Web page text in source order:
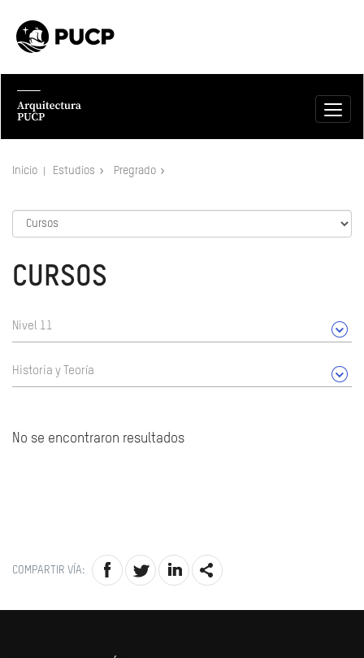
Inicio Estudios Pregrado
CURSOS
Nivel 11
Historia y Teoría
No se encontraron resultados
COMPARTIR VÍA: